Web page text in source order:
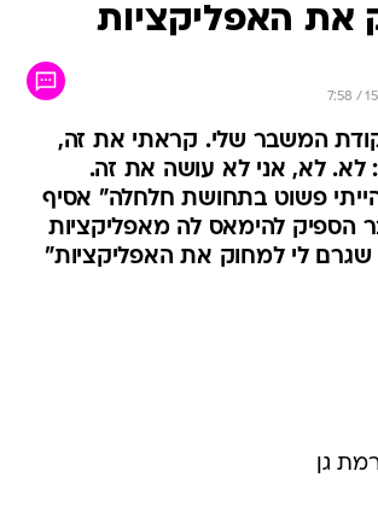
את האפליקציות
המשבר שלי. קראתי את זה,
לא. לא, אני לא עושה את זה.
פשוט בתחושת חלחלה" אסיף
22 וכבר הספיק להימאס לה מאפליקציות
שגרם לי למחוק את האפליקציות"
גן